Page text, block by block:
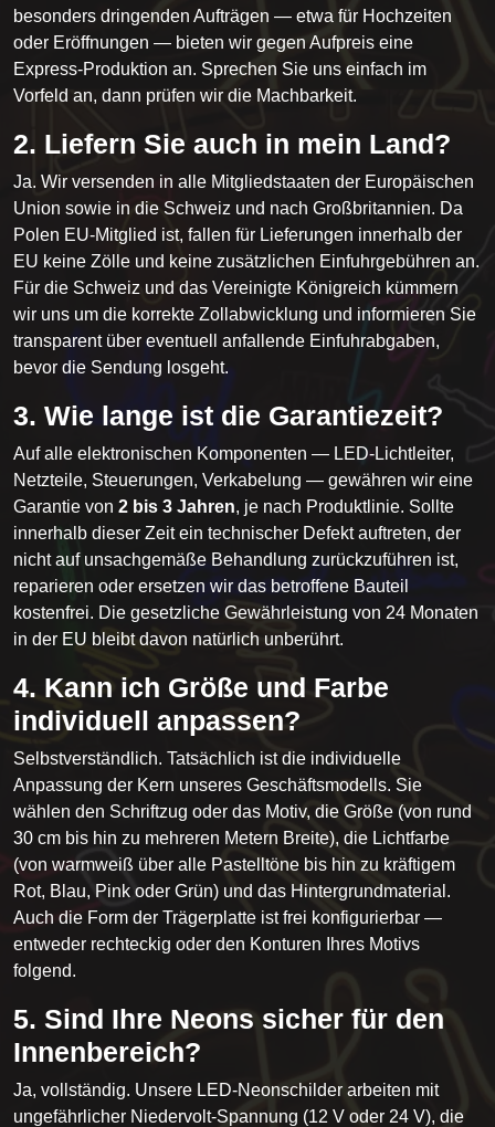
besonders dringenden Aufträgen — etwa für Hochzeiten
oder Eröffnungen — bieten wir gegen Aufpreis eine
Express-Produktion an. Sprechen Sie uns einfach im
Vorfeld an, dann prüfen wir die Machbarkeit.
2. Liefern Sie auch in mein Land?
Ja. Wir versenden in alle Mitgliedstaaten der Europäischen
Union sowie in die Schweiz und nach Großbritannien. Da
Polen EU-Mitglied ist, fallen für Lieferungen innerhalb der
EU keine Zölle und keine zusätzlichen Einfuhrgebühren an.
Für die Schweiz und das Vereinigte Königreich kümmern
wir uns um die korrekte Zollabwicklung und informieren Sie
transparent über eventuell anfallende Einfuhrabgaben,
bevor die Sendung losgeht.
3. Wie lange ist die Garantiezeit?
Auf alle elektronischen Komponenten — LED-Lichtleiter,
Netzteile, Steuerungen, Verkabelung — gewähren wir eine
Garantie von 2 bis 3 Jahren, je nach Produktlinie. Sollte
innerhalb dieser Zeit ein technischer Defekt auftreten, der
nicht auf unsachgemäße Behandlung zurückzuführen ist,
reparieren oder ersetzen wir das betroffene Bauteil
kostenfrei. Die gesetzliche Gewährleistung von 24 Monaten
in der EU bleibt davon natürlich unberührt.
4. Kann ich Größe und Farbe
individuell anpassen?
Selbstverständlich. Tatsächlich ist die individuelle
Anpassung der Kern unseres Geschäftsmodells. Sie
wählen den Schriftzug oder das Motiv, die Größe (von rund
30 cm bis hin zu mehreren Metern Breite), die Lichtfarbe
(von warmweiß über alle Pastelltöne bis hin zu kräftigem
Rot, Blau, Pink oder Grün) und das Hintergrundmaterial.
Auch die Form der Trägerplatte ist frei konfigurierbar —
entweder rechteckig oder den Konturen Ihres Motivs
folgend.
5. Sind Ihre Neons sicher für den
Innenbereich?
Ja, vollständig. Unsere LED-Neonschilder arbeiten mit
ungefährlicher Niedervolt-Spannung (12 V oder 24 V), die